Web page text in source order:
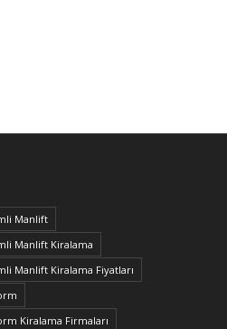
Manlift
Manlift Kiralama
Manlift Kiralama Fiyatları
Kiralama Firmaları